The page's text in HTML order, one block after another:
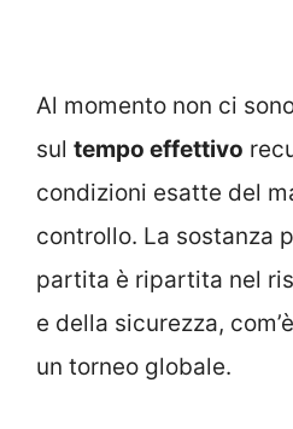
Al momento non ci
sul tempo effettivo
condizioni esatte del
controllo. La sostanza
partita è ripartita nel
e della sicurezza,
un torneo globale.